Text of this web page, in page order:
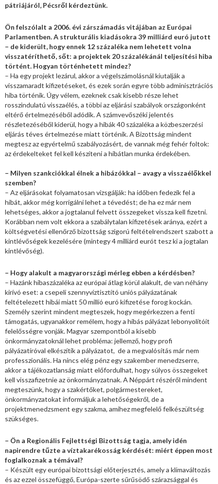
pátriájáról, Pécsről kérdeztünk.
Ön felszólalt a 2006. évi zárszámadás vitájában az Európai
Parlamentben. A strukturális kiadásokra 39 milliárd euró jutott
– de kiderült, hogy ennek 12 százaléka nem lehetett volna
visszatéríthető, sőt: a projektek 20 százalékánál teljesítési hiba
történt. Hogyan történhetett mindez?
– Ha egy projekt lezárul, akkor a végelszámolásnál kiutalják a
visszamaradt kifizetéseket, és ezek során egyre több adminisztrációs
hiba történik. Úgy vélem, ezeknek csak kisebb része lehet
rosszindulatú visszaélés, a többi az eljárási szabályok országonként
eltérő értelmezéséből adódik. A számvevőszéki jelentés
részletezéséből kiderül, hogy a hibák 40 százaléka a közbeszerzési
eljárás téves értelmezése miatt történik. A Bizottság mindent
megtesz az egyértelmű szabályozásért, de vannak még fehér foltok:
az érdekelteket fel kell készíteni a hibátlan munka érdekében.
– Milyen szankciókkal élnek a hibázókkal – avagy a visszaélőkkel
szemben?
– Az eljárásokat folyamatosan vizsgálják: ha időben fedezik fel a
hibát, akkor még korrigálni lehet a tévedést; de ha ez már nem
lehetséges, akkor a jogtalanul felvett összegeket vissza kell fizetni.
Korábban nem volt ekkora a szabálytalan kifizetések aránya, ezért a
költségvetési ellenőrző bizottság szigorú feltételrendszert szabott a
kintlévőségek kezelésére (mintegy 4 milliárd eurót tesz ki a jogtalan
kintlévőség).
– Hogy alakult a magyarországi mérleg ebben a kérdésben?
– Hazánk hibaszázaléka az európai átlag körül alakult, de van néhány
kirívó eset: a csepeli szennyvíztisztító uniós pályázatának
feltételezett hibái miatt 50 millió euró kifizetése forog kockán.
Személy szerint mindent megteszek, hogy megérkezzen a fenti
támogatás, ugyanakkor remélem, hogy a hibás pályázat lebonyolítóit
felelősségre vonják. Magyar szempontból a kisebb
önkormányzatoknál lehet probléma: jellemző, hogy profi
pályázatíróval elkészítik a pályázatot, de a megvalósítás már nem
professzionális. Ha nincs elég pénz egy szakember menedzserre,
akkor a tájékozatlanság miatt előfordulhat, hogy súlyos összegeket
kell visszafizetnie az önkormányzatnak. A Néppárt részéről mindent
megteszünk, hogy a szakértőket, polgármestereket,
önkormányzatokat informáljuk a lehetőségekről, de a
projektmenedzsment egy szakma, amihez megfelelő felkészültség
szükséges.
– Ön a Regionális Fejlettségi Bizottság tagja, amely idén
napirendre tűzte a víztakarékosság kérdését: miért éppen most
foglalkoznak a témával?
– Készült egy európai bizottsági előterjesztés, amely a klímaváltozás
és az ezzel összefüggő, Európa-szerte sűrűsödő szárazsággal és